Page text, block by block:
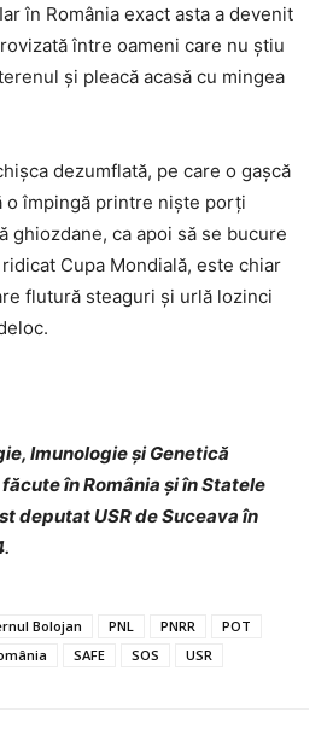
în România exact asta a devenit
între oameni care nu știu
și pleacă acasă cu mingea
dezumflată, pe care o gașcă
o împingă printre niște porți
ghiozdane, ca apoi să se bucure
Cupa Mondială, este chiar
flutură steaguri și urlă lozinci
Imunologie și Genetică
în România și în Statele
deputat USR de Suceava în
Bolojan PNL PNRR
POT
SAFE SOS USR